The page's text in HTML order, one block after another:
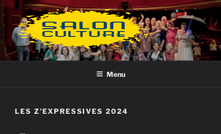
Aller
au
contenu
principal
Menu
LES Z’EXPRESSIVES 2024